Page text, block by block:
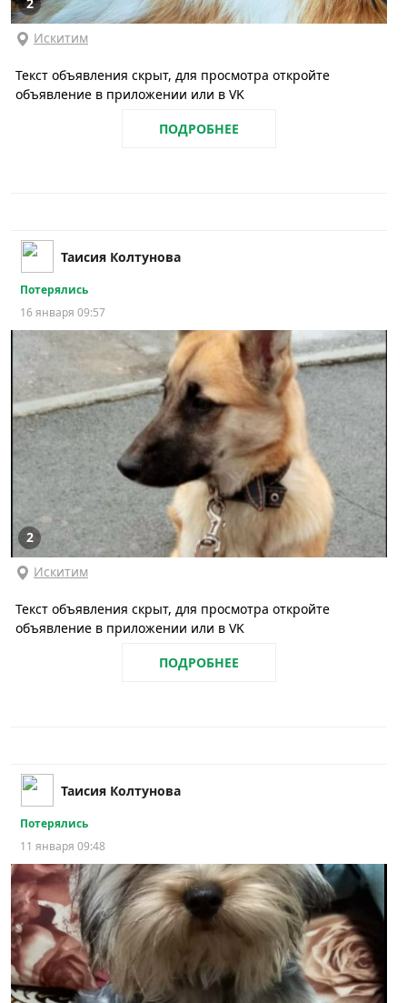
Искитим
Текст объявления скрыт, для просмотра откройте
объявление в приложении или в VK
ПОДРОБНЕЕ
Таисия Колтунова
Потерялись
16 января 09:57
2
Искитим
Текст объявления скрыт, для просмотра откройте
объявление в приложении или в VK
ПОДРОБНЕЕ
Таисия Колтунова
Потерялись
11 января 09:48